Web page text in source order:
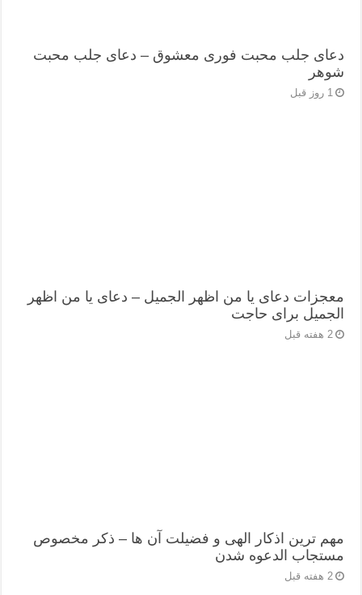
دعای جلب محبت فوری معشوق – دعای جلب محبت
شوهر
1 روز قبل
معجزات دعای یا من اظهر الجمیل – دعای یا من اظهر
الجمیل برای حاجت
2 هفته قبل
مهم ترین اذکار الهی و فضیلت آن ها – ذکر مخصوص
مستجاب الدعوه شدن
2 هفته قبل